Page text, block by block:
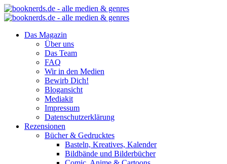
Das Magazin
Über uns
Das Team
FAQ
Wir in den Medien
Bewirb Dich!
Blogansicht
Mediakit
Impressum
Datenschutzerklärung
Rezensionen
Bücher & Gedrucktes
Basteln, Kreatives, Kalender
Bildbände und Bilderbücher